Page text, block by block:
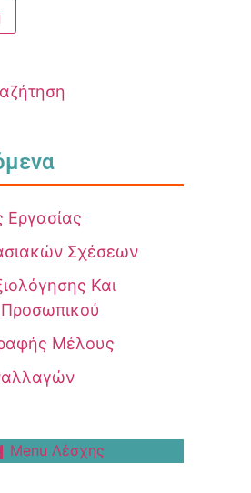
Εργασίας
Σχέσεων
Και
Μέλους
Menu Λέσχης